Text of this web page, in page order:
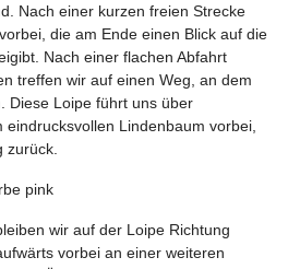
Nach einer kurzen freien Strecke
die am Ende einen Blick auf die
Nach einer flachen Abfahrt
treffen wir auf einen Weg, an dem
Diese Loipe führt uns über
Lindenbaum vorbei,
zurück.
pink
wir auf der Loipe Richtung
vorbei an einer weiteren